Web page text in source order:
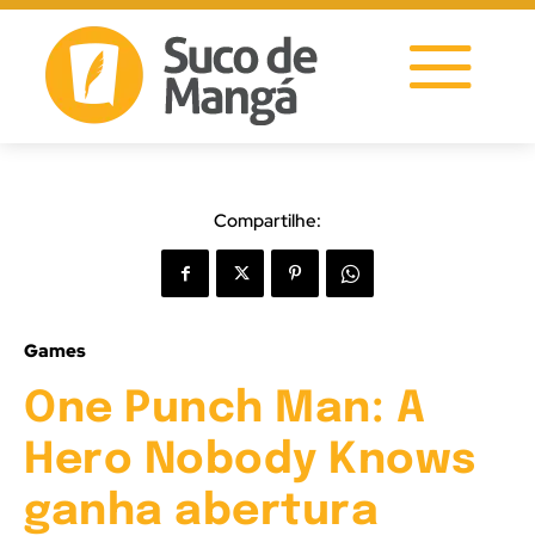
Compartilhe:
Games
One Punch Man: A
Hero Nobody Knows
ganha abertura